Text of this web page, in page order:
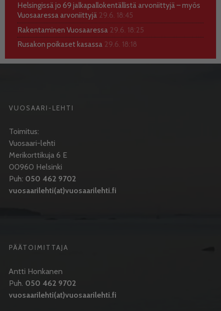
Helsingissä jo 69 jalkapallokentällistä arvoniittyjä – myös
Vuosaaressa arvoniittyjä 29.6. 18:45
Rakentaminen Vuosaaressa 29.6. 18:25
Rusakon poikaset kasassa 29.6. 18:18
VUOSAARI-LEHTI
Toimitus:
Vuosaari-lehti
Merikorttikuja 6 E
00960 Helsinki
Puh: 050 462 9702
vuosaarilehti(at)vuosaarilehti.fi
PÄÄTOIMITTAJA
Antti Honkanen
Puh. 050 462 9702
vuosaarilehti(at)vuosaarilehti.fi